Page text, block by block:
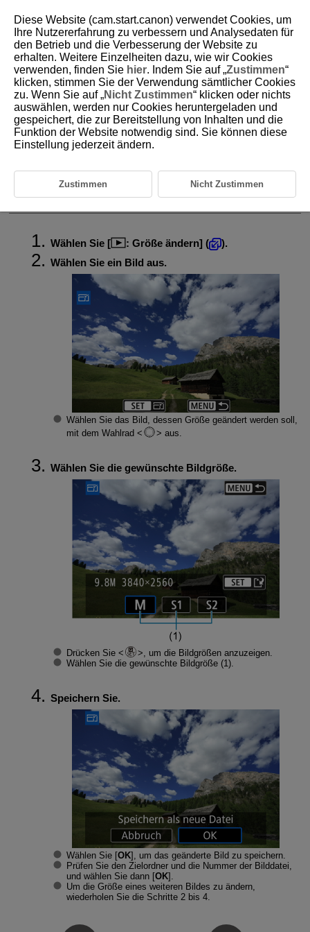
D292-127
Ändern der Größe von
JPEG-/HEIF-Bildern
Sie können die Größe eines JPEG- oder HEIF-Bildes ändern, um die
Pixelanzahl zu verringern, und es als ein neues Bild speichern. Das
Größen außer
), einschließlich solcher, die als RAW+JPEG- und
RAW+HEIF-Aufnahmen aufgenommen wurden. Für
- und RAW-Bilder
und Frame Grab-Bilder von 4K-Movies kann die Größe nicht geändert
Wählen Sie [ : Größe ändern] (
).
Wählen Sie ein Bild aus.
Wählen Sie das Bild, dessen Größe geändert werden soll,
mit dem Wahlrad
aus.
Wählen Sie die gewünschte Bildgröße.
Drücken Sie
, um die Bildgrößen anzuzeigen.
Wählen Sie die gewünschte Bildgröße (1).
Speichern Sie.
Wählen Sie [OK], um das geänderte Bild zu speichern.
Prüfen Sie den Zielordner und die Nummer der Bilddatei,
und wählen Sie dann [OK].
Um die Größe eines weiteren Bildes zu ändern,
wiederholen Sie die Schritte 2 bis 4.
Diese Website (cam.start.canon) verwendet Cookies, um
Ihre Nutzererfahrung zu verbessern und Analysedaten für
den Betrieb und die Verbesserung der Website zu
erhalten. Weitere Einzelheiten dazu, wie wir Cookies
verwenden, finden Sie hier. Indem Sie auf „Zustimmen“
klicken, stimmen Sie der Verwendung sämtlicher Cookies
zu. Wenn Sie auf „Nicht Zustimmen“ klicken oder nichts
auswählen, werden nur Cookies heruntergeladen und
gespeichert, die zur Bereitstellung von Inhalten und die
Funktion der Website notwendig sind. Sie können diese
Einstellung jederzeit ändern.
Zustimmen Nicht Zustimmen